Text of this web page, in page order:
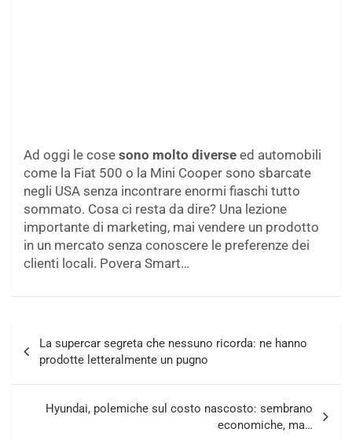
Ad oggi le cose sono molto diverse ed automobili
come la Fiat 500 o la Mini Cooper sono sbarcate
negli USA senza incontrare enormi fiaschi tutto
sommato. Cosa ci resta da dire? Una lezione
importante di marketing, mai vendere un prodotto
in un mercato senza conoscere le preferenze dei
clienti locali. Povera Smart…
articoli
La supercar segreta che nessuno ricorda: ne hanno
prodotte letteralmente un pugno
Hyundai, polemiche sul costo nascosto: sembrano
economiche, ma…